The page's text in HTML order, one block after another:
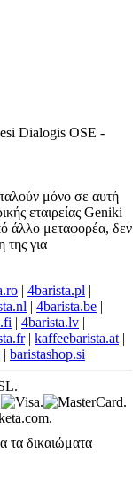
Dialogis OSE -
μόνο σε αυτή
εταιρείας Geniki
άλλο μεταφορέα, δεν
της για
| 4barista.pl |
| 4barista.be |
| 4barista.lv |
| kaffeebarista.at |
| baristashop.si
δικαιώματα